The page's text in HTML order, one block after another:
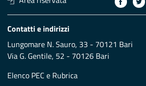
Contatti e indirizzi
Lungomare N. Sauro, 33 - 70121 Bari
Via G. Gentile, 52 - 70126 Bari
Elenco PEC e Rubrica